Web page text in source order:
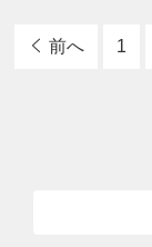
前へ 1